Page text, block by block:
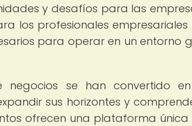
y desafíos para las
los profesionales empresariales
para operar en un entorno
negocios se han convertido
sus horizontes y
ofrecen una plataforma